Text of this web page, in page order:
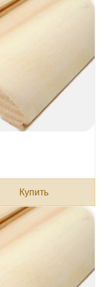
Купить